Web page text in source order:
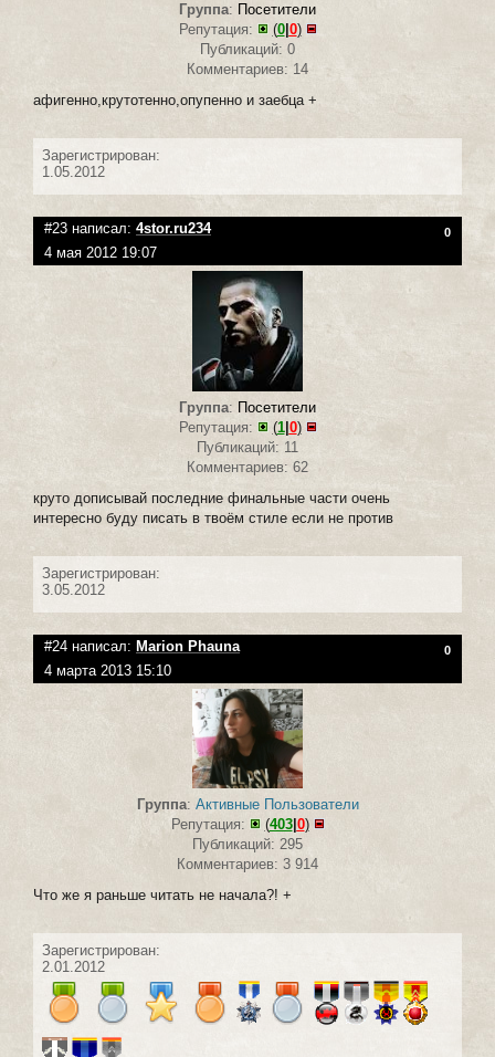
Группа: Посетители
Репутация:
(0| 0)
Публикаций: 0
Комментариев: 14
афигенно,крутотенно,опупенно и заебца +
Зарегистрирован:
1.05.2012
#23 написал: 4stor.ru234 0
4 мая 2012 19:07
Группа: Посетители
Репутация:
(1| 0)
Публикаций: 11
Комментариев: 62
круто дописывай последние финальные части очень
интересно буду писать в твоём стиле если не против
Зарегистрирован:
3.05.2012
#24 написал: Marion Phauna 0
4 марта 2013 15:10
Группа: Активные Пользователи
Репутация:
(403|0)
Публикаций: 295
Комментариев: 3 914
Что же я раньше читать не начала?! +
Зарегистрирован:
2.01.2012